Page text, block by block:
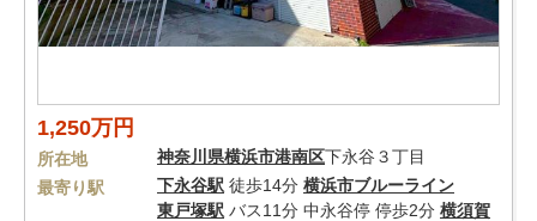
1,250万円
所在地 神奈川県横浜市港南区下永谷３丁目
最寄り駅
下永谷駅 徒歩14分 横浜市ブルーライン
東戸塚駅 バス11分 中永谷停 停歩2分 横須賀